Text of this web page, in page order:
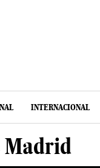
INTERNACIONAL
Madrid